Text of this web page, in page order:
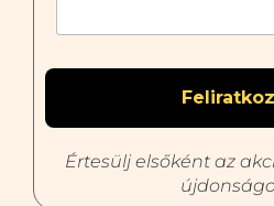
Értesülj elsőként az